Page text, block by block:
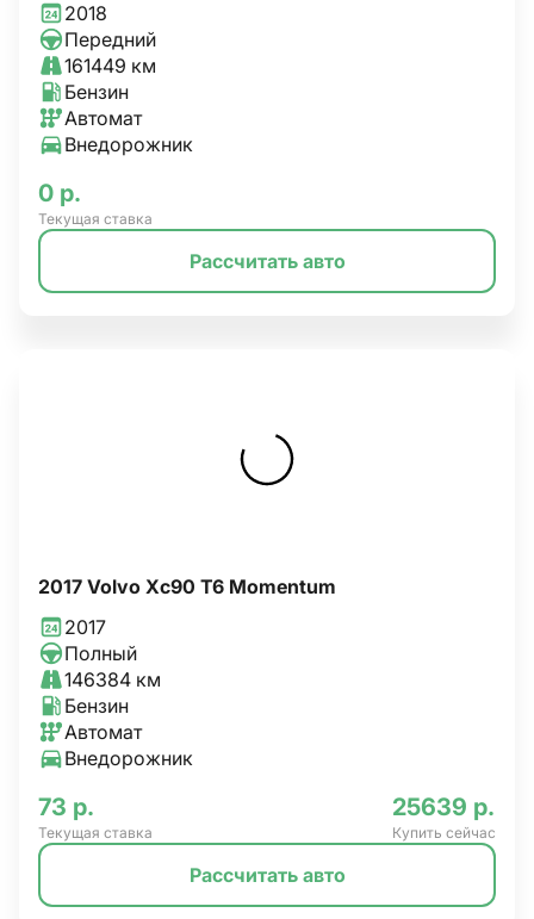
2018
Передний
161449 км
Бензин
Автомат
Внедорожник
0 р.
Текущая ставка
Рассчитать авто
2017 Volvo Xc90 T6 Momentum
2017
Полный
146384 км
Бензин
Автомат
Внедорожник
73 р.
Текущая ставка
25639 р.
Купить сейчас
Рассчитать авто